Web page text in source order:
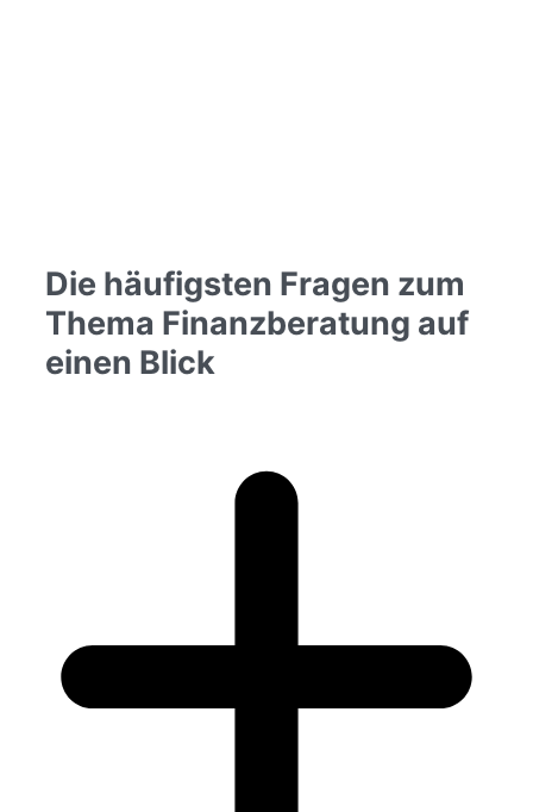
Die häufigsten Fragen zum
Thema Finanzberatung auf
einen Blick